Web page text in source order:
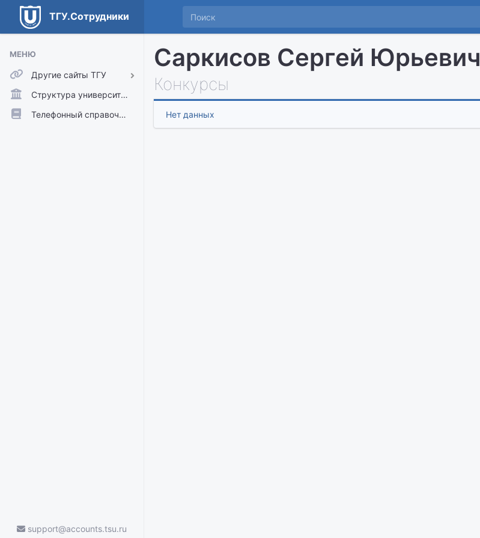
ТГУ.Сотрудники
МЕНЮ
Другие сайты ТГУ
ТГУ.Аккаунты
ТГУ.Расписание
Структура университета
Телефонный справочник
support@accounts.tsu.ru
Саркисов Сергей Юрьевич
Конкурсы
Нет данных